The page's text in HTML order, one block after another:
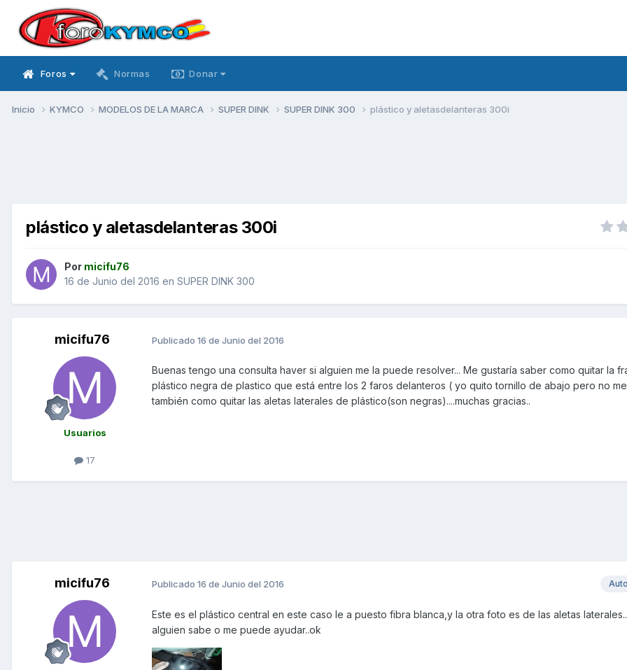
Foros Normas Donar
Inicio KYMCO MODELOS DE LA MARCA SUPER DINK SUPER DINK 300 plástico y aletasdelanteras 300i
plástico y aletasdelanteras 300i
Por micifu76
16 de Junio del 2016 en SUPER DINK 300
micifu76
Usuarios
17
Publicado 16 de Junio del 2016
Buenas tengo una consulta haver si alguien me la puede resolver... Me gustaría saber como quitar la
plástico negra de plastico que está entre los 2 faros delanteros ( yo quito tornillo de abajo pero no
también como quitar las aletas laterales de plástico(son negras)....muchas gracias..
micifu76 Publicado 16 de Junio del 2016
Este es el plástico central en este caso le a puesto fibra blanca,y la otra foto es de las aletas
alguien sabe o me puede ayudar..ok